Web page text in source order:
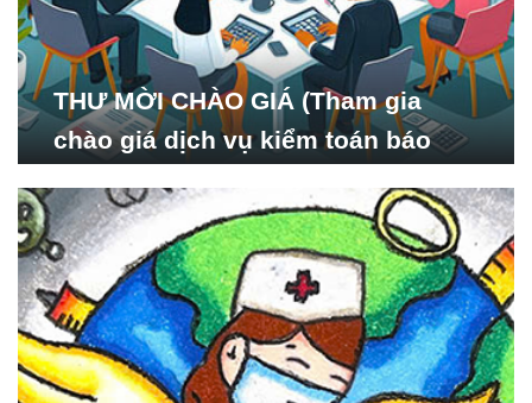
THƯ MỜI CHÀO GIÁ (Tham gia
chào giá dịch vụ kiểm toán báo
Nghiên cứu Phát triển Xã
hội_ISDS)